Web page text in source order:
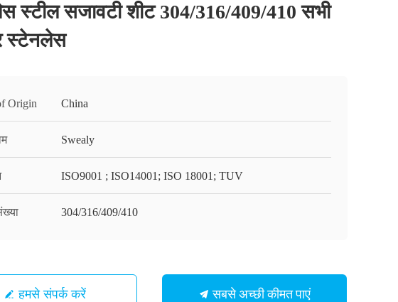
स्टील सजावटी शीट 304/316/409/410 सभी
स्टेनलेस
Origin China
Swealy
ISO9001 ; ISO14001; ISO 18001; TUV
304/316/409/410
हमसे संपर्क करें सबसे अच्छी कीमत पाएं